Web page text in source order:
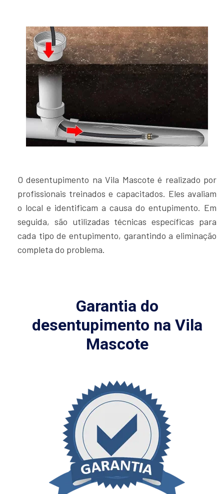
O desentupimento na Vila Mascote é realizado por
profissionais treinados e capacitados. Eles avaliam
o local e identificam a causa do entupimento. Em
seguida, são utilizadas técnicas específicas para
cada tipo de entupimento, garantindo a eliminação
completa do problema.
Garantia do
desentupimento na Vila
Mascote